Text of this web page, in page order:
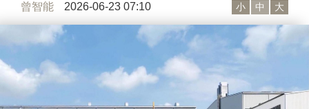
曾智能 2026-06-23 07:10 小 中 大